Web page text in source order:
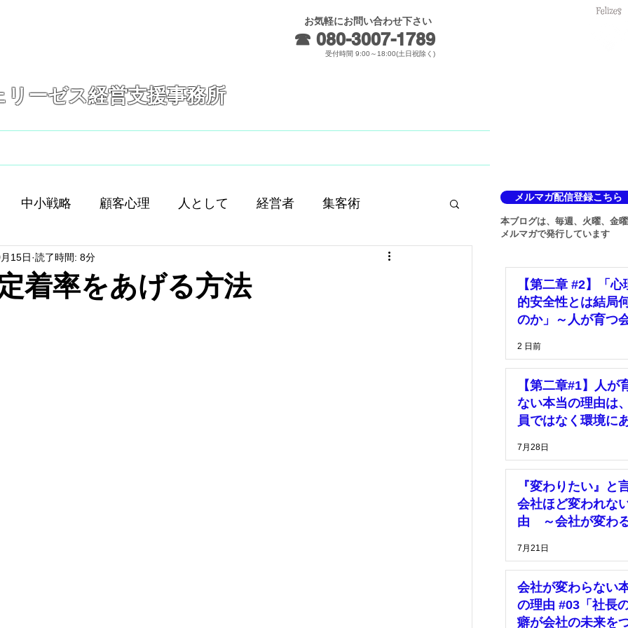
リーゼス経営支援事務所
お気軽にお問い合わせ下さい
☎ 080-3007-1789​
受付時間 9:00～18:00(土日祝除く)
中小戦略 顧客心理 人として 経営者 集客術
経営 人間
着率をあげる方法
15日 読了時間: 8分
メルマガ配信登録こちら
本ブログは、毎週、火曜、金
メルマガで発行しています
【第二章 #2】「心
的安全性とは結局
のか」～人が育つ
きる環境」がある
2 日前
【第二章#1】人が
ない本当の理由は
員ではなく環境に
7月28日
『変わりたい』と
会社ほど変われな
由 ～会社が変わ
った時～
7月21日
会社が変わらない
の理由 #03「社長
癖が会社の未来を